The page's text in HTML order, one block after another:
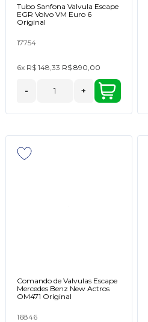
Tubo Sanfona Valvula Escape
EGR Volvo VM Euro 6
Original
17754
6x R$ 148,33 R$ 890,00
- +
Comando de Valvulas Escape
Mercedes Benz New Actros
OM471 Original
16846